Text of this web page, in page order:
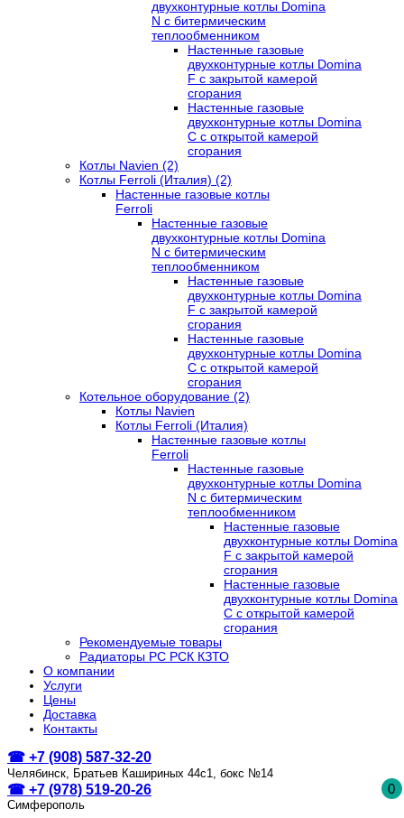
двухконтурные котлы Domina
N с битермическим
теплообменником
Настенные газовые
двухконтурные котлы Domina
F с закрытой камерой
сгорания
Настенные газовые
двухконтурные котлы Domina
C с открытой камерой
сгорания
Котлы Navien (2)
Котлы Ferroli (Италия) (2)
Настенные газовые котлы
Ferroli
Настенные газовые
двухконтурные котлы Domina
N с битермическим
теплообменником
Настенные газовые
двухконтурные котлы Domina
F с закрытой камерой
сгорания
Настенные газовые
двухконтурные котлы Domina
C с открытой камерой
сгорания
Котельное оборудование (2)
Котлы Navien
Котлы Ferroli (Италия)
Настенные газовые котлы
Ferroli
Настенные газовые
двухконтурные котлы Domina
N с битермическим
теплообменником
Настенные газовые
двухконтурные котлы Domina
F с закрытой камерой
сгорания
Настенные газовые
двухконтурные котлы Domina
C с открытой камерой
сгорания
Рекомендуемые товары
Радиаторы РС РСК КЗТО
О компании
Услуги
Цены
Доставка
Контакты
☎ +7 (908) 587-32-20
Челябинск, Братьев Кашириных 44с1, бокс №14
☎ +7 (978) 519-20-26
Симферополь
0